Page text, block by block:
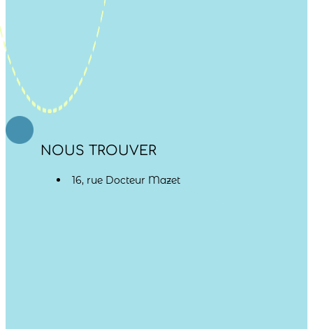
NOUS TROUVER
16, rue Docteur Mazet